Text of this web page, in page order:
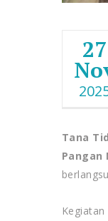
27
Tana
Pangan